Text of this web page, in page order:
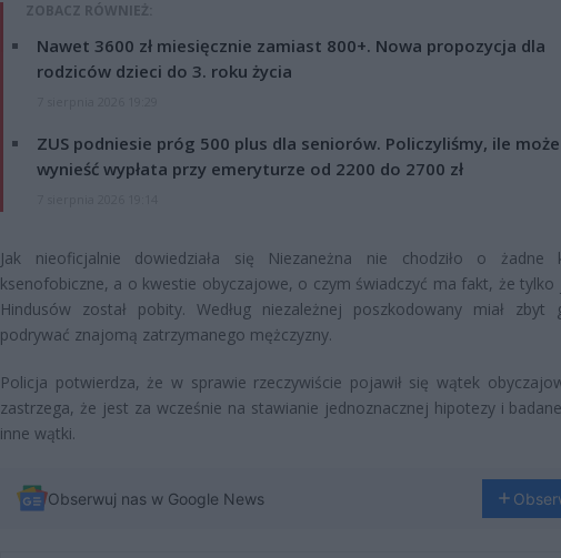
ZOBACZ RÓWNIEŻ:
Nawet 3600 zł miesięcznie zamiast 800+. Nowa propozycja dla
rodziców dzieci do 3. roku życia
ZUS podniesie próg 500 plus dla seniorów. Policzyliśmy, ile może
wynieść wypłata przy emeryturze od 2200 do 2700 zł
Jak nieoficjalnie dowiedziała się Niezaneżna nie chodziło o żadne
ksenofobiczne, a o kwestie obyczajowe, o czym świadczyć ma fakt, że tylko
Hindusów został pobity. Według niezależnej poszkodowany miał zbyt
podrywać znajomą zatrzymanego mężczyzny.
Policja potwierdza, że w sprawie rzeczywiście pojawił się wątek
zastrzega, że jest za wcześnie na stawianie jednoznacznej hipotezy i
inne wątki.
Obserwuj nas w Google News